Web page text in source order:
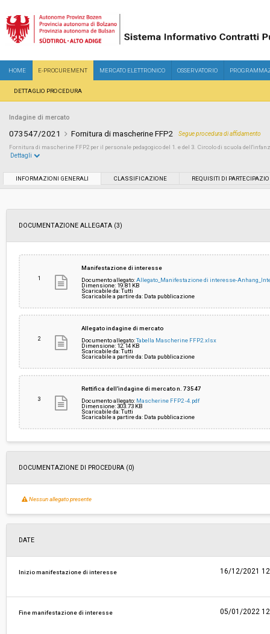
HOME E-PROCUREMENT MERCATO ELETTRONICO OSSERVATORIO
DETTAGLIO PROCEDURA
Indagine di mercato
073547/2021 Fornitura di mascherine FFP2
Segue procedura di affidamento
Fornitura di mascherine FFP2 per il personale pedagogico del 1. e del 3. Circolo di scuola
Importo a base di gara soggetto a
ribasso:
Costi di sicurezza non soggetti a
ribasso:
-
Dettagli
INFORMAZIONI GENERALI CLASSIFICAZIONE REQUISITI DI
DOCUMENTAZIONE ALLEGATA (3)
1
Manifestazione di interesse
Documento allegato:Allegato_Manifestazione di interesse-
Dimensione: 19.81 KB
Scaricabile da: Tutti
Scaricabile a partire da: Data pubblicazione
2
Allegato indagine di mercato
Documento allegato:Tabella Mascherine FFP2.xlsx
Dimensione: 12.14 KB
Scaricabile da: Tutti
Scaricabile a partire da: Data pubblicazione
3
Rettifica dell'indagine di mercato n. 73547
Documento allegato: Mascherine FFP2 -4.pdf
Dimensione: 303.73 KB
Scaricabile da: Tutti
Scaricabile a partire da: Data pubblicazione
DOCUMENTAZIONE DI PROCEDURA (0)
Nessun allegato presente
DATE
Inizio manifestazione di interesse 16/12/2021
Fine manifestazione di interesse 05/01/2022